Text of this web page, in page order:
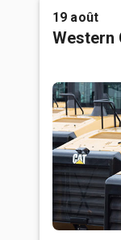
19 août
Western